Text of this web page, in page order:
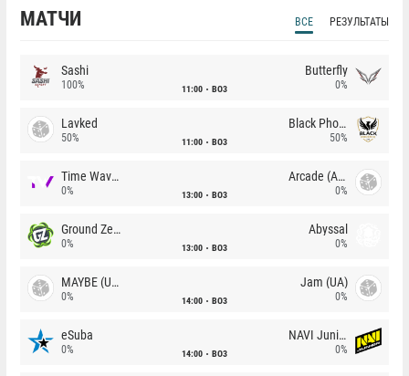
МАТЧИ ВСЕ РЕЗУЛЬТАТЫ
Sashi
100% 11:00 BO3
Butterfly
0%
Lavked
50% 11:00 BO3
Black Phoenix
50%
Time Waves
0% 13:00 BO3
Arcade (AU)
0%
Ground Zero
0% 13:00 BO3
Abyssal
0%
MAYBE (UA)
0% 14:00 BO3
Jam (UA)
0%
eSuba
0% 14:00 BO3
NAVI Junior
0%